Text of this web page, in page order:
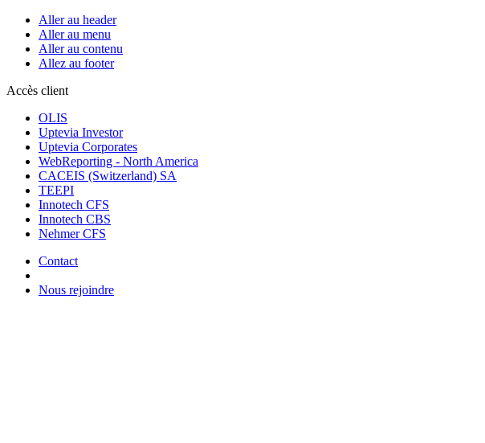
Aller au header
Aller au menu
Aller au contenu
Allez au footer
Accès client
OLIS
Uptevia Investor
Uptevia Corporates
WebReporting - North America
CACEIS (Switzerland) SA
TEEPI
Innotech CFS
Innotech CBS
Nehmer CFS
Contact
Nous rejoindre